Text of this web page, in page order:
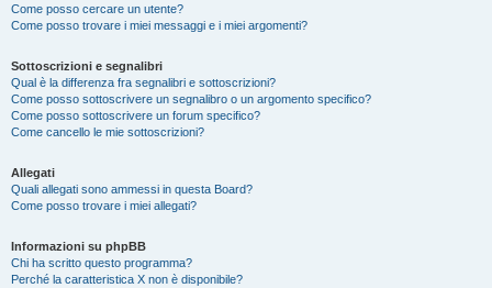
Come posso cercare un utente?
Come posso trovare i miei messaggi e i miei argomenti?
Sottoscrizioni e segnalibri
Qual è la differenza fra segnalibri e sottoscrizioni?
Come posso sottoscrivere un segnalibro o un argomento specifico?
Come posso sottoscrivere un forum specifico?
Come cancello le mie sottoscrizioni?
Allegati
Quali allegati sono ammessi in questa Board?
Come posso trovare i miei allegati?
Informazioni su phpBB
Chi ha scritto questo programma?
Perché la caratteristica X non è disponibile?